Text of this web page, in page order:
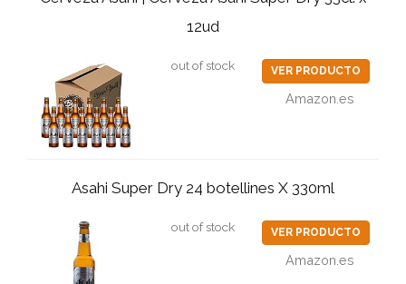
12ud
out of stock VER PRODUCTO
Amazon.es
Asahi Super Dry 24 botellines X 330ml
out of stock VER PRODUCTO
Amazon.es